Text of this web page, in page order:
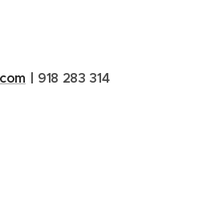
| 918 283 314